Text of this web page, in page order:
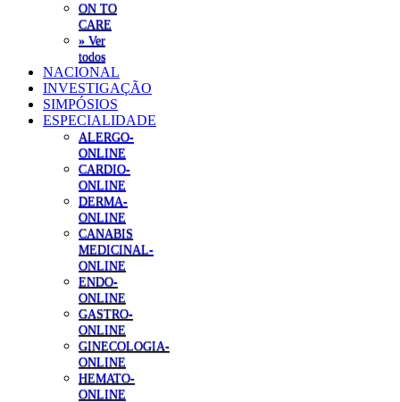
ON TO
CARE
» Ver
todos
NACIONAL
INVESTIGAÇÃO
SIMPÓSIOS
ESPECIALIDADE
ALERGO-
ONLINE
CARDIO-
ONLINE
DERMA-
ONLINE
CANABIS
MEDICINAL-
ONLINE
ENDO-
ONLINE
GASTRO-
ONLINE
GINECOLOGIA-
ONLINE
HEMATO-
ONLINE